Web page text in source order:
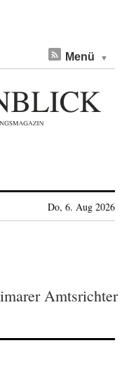
Menü
Do, 6. Aug 2026
Amtsrichter